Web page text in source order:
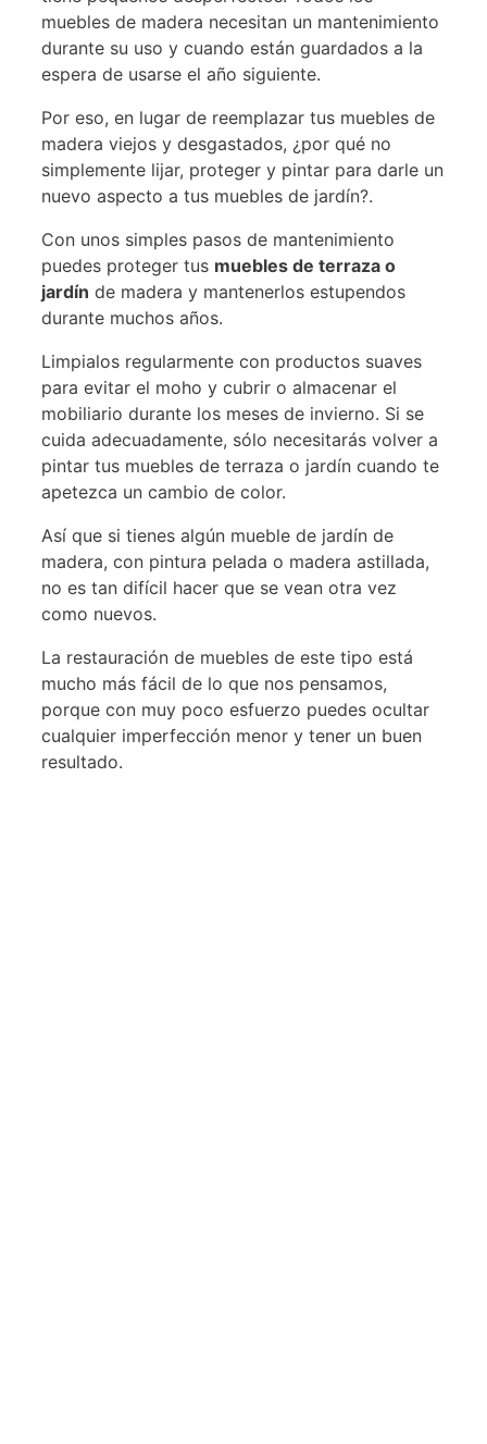
muebles de madera necesitan un mantenimiento
durante su uso y cuando están guardados a la
espera de usarse el año siguiente.
Por eso, en lugar de reemplazar tus muebles de
madera viejos y desgastados, ¿por qué no
simplemente lijar, proteger y pintar para darle un
nuevo aspecto a tus muebles de jardín?.
Con unos simples pasos de mantenimiento
puedes proteger tus muebles de terraza o
jardín de madera y mantenerlos estupendos
durante muchos años.
Limpialos regularmente con productos suaves
para evitar el moho y cubrir o almacenar el
mobiliario durante los meses de invierno. Si se
cuida adecuadamente, sólo necesitarás volver a
pintar tus muebles de terraza o jardín cuando te
apetezca un cambio de color.
Así que si tienes algún mueble de jardín de
madera, con pintura pelada o madera astillada,
no es tan difícil hacer que se vean otra vez
como nuevos.
La restauración de muebles de este tipo está
mucho más fácil de lo que nos pensamos,
porque con muy poco esfuerzo puedes ocultar
cualquier imperfección menor y tener un buen
resultado.